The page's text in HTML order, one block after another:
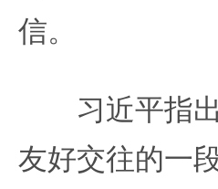
信。
习近平指出
友好交往的一